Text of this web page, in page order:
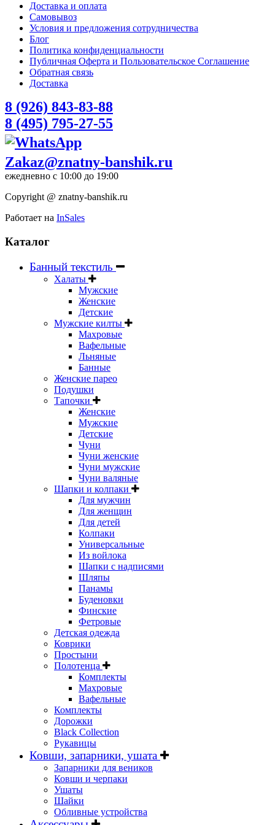
Доставка и оплата
Самовывоз
Условия и предложения сотрудничества
Блог
Политика конфиденциальности
Публичная Оферта и Пользовательское Соглашение
Обратная связь
Доставка
8 (926) 843-83-88
8 (495) 795-27-55
Zakaz@znatny-banshik.ru
ежедневно с 10:00 до 19:00
Copyright @ znatny-banshik.ru
Работает на InSales
Каталог
Банный текстиль
Халаты
Мужские
Женские
Детские
Мужские килты
Махровые
Вафельные
Льняные
Банные
Женские парео
Подушки
Тапочки
Женские
Мужские
Детские
Чуни
Чуни женские
Чуни мужские
Чуни валяные
Шапки и колпаки
Для мужчин
Для женщин
Для детей
Колпаки
Универсальные
Из войлока
Шапки с надписями
Шляпы
Панамы
Буденовки
Финские
Фетровые
Детская одежда
Коврики
Простыни
Полотенца
Комплекты
Махровые
Вафельные
Комплекты
Дорожки
Black Collection
Рукавицы
Ковши, запарники, ушата
Запарники для веников
Ковши и черпаки
Ушаты
Шайки
Обливные устройства